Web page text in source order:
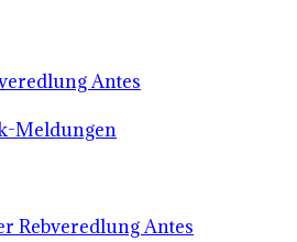
Antes
Meldungen
Rebveredlung Antes